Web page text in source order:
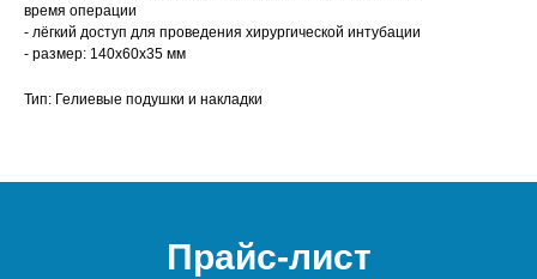
время операции
- лёгкий доступ для проведения хирургической интубации
- размер: 140x60x35 мм
Тип: Гелиевые подушки и накладки
Прайс-лист